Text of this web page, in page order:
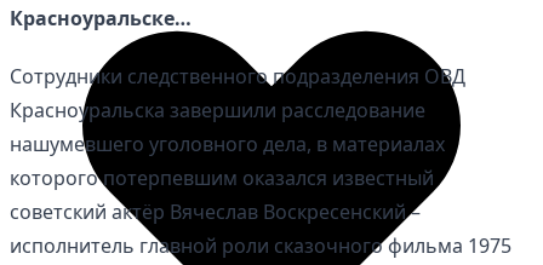
Красноуральске…
Сотрудники следственного подразделения ОВД
Красноуральска завершили расследование
нашумевшего уголовного дела, в материалах
которого потерпевшим оказался известный
советский актёр Вячеслав Воскресенский –
исполнитель главной роли сказочного фильма 1975